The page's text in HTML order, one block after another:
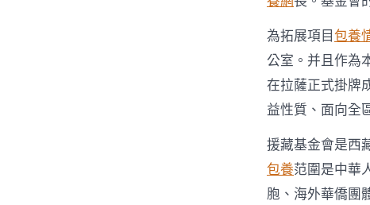
為拓展項目包養
公室。并且作為
在拉薩正式掛牌
益性質、面向全
援藏基金會是西
包養范圍是中華
胞、海外華僑團